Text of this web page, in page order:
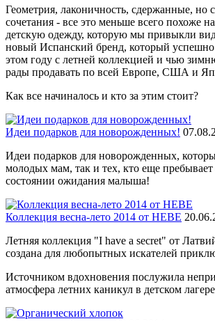
Геометрия, лаконичность, сдержанные, но
сочетания - все это меньше всего похоже
детскую одежду, которую мы привыкли
новый Испанский бренд, который
этом году с летней коллекцией и чью
рады продавать по всей Европе, США и
Как все начиналось и кто за этим стоит?
Идеи подарков для новорожденных!
Идеи подарков для новорожденных,
молодых мам, так и тех, кто еще
состоянии ожидания малыша!
Коллекция весна-лето 2014 от HEBE
Летняя коллекция "I have a secret" от
создана для любопытных искателей
Источником вдохновения послужила
атмосфера летних каникул в детском